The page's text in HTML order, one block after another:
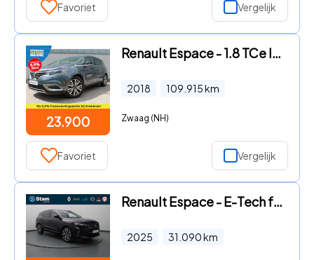
Favoriet Vergelijk
23.900
Renault Espace - 1.8 TCe Initiale Paris 7p. | automaat | 7-persoons | wegklap
2018 109.915km
Zwaag (NH)
Favoriet Vergelijk
Renault Espace - E-Tech full hybrid iconic 7p. 200pk Harman Kardon | Head-Up
2025 31.090km